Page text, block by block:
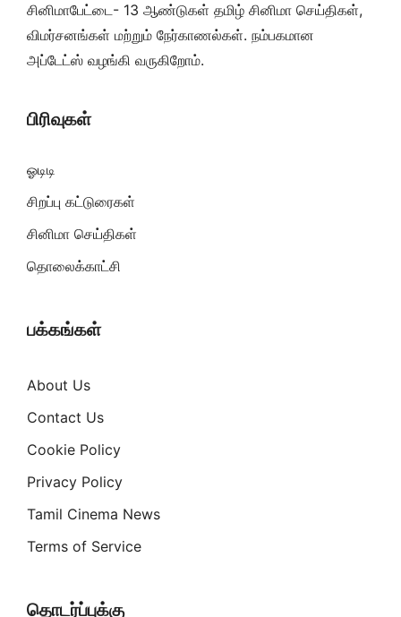
சினிமாபேட்டை- 13 ஆண்டுகள் தமிழ் சினிமா செய்திகள்,
விமர்சனங்கள் மற்றும் நேர்காணல்கள். நம்பகமான
அப்டேட்ஸ் வழங்கி வருகிறோம்.
பிரிவுகள்
ஓடிடி
சிறப்பு கட்டுரைகள்
சினிமா செய்திகள்
தொலைக்காட்சி
பக்கங்கள்
About Us
Contact Us
Cookie Policy
Privacy Policy
Tamil Cinema News
Terms of Service
தொடர்ப்புக்கு